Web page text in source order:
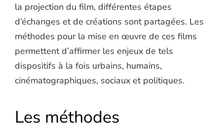
la projection du film, différentes étapes
d’échanges et de créations sont partagées. Les
méthodes pour la mise en œuvre de ces films
permettent d’affirmer les enjeux de tels
dispositifs à la fois urbains, humains,
cinématographiques, sociaux et politiques.
Les méthodes